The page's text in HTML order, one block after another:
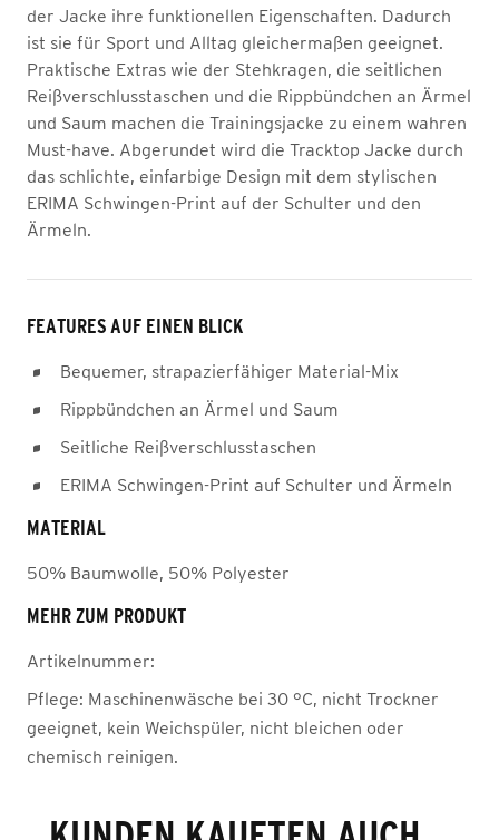
der Jacke ihre funktionellen Eigenschaften. Dadurch
ist sie für Sport und Alltag gleichermaßen geeignet.
Praktische Extras wie der Stehkragen, die seitlichen
Reißverschlusstaschen und die Rippbündchen an Ärmel
und Saum machen die Trainingsjacke zu einem wahren
Must-have. Abgerundet wird die Tracktop Jacke durch
das schlichte, einfarbige Design mit dem stylischen
ERIMA Schwingen-Print auf der Schulter und den
Ärmeln.
FEATURES AUF EINEN BLICK
Bequemer, strapazierfähiger Material-Mix
Rippbündchen an Ärmel und Saum
Seitliche Reißverschlusstaschen
ERIMA Schwingen-Print auf Schulter und Ärmeln
MATERIAL
50% Baumwolle, 50% Polyester
MEHR ZUM PRODUKT
Artikelnummer:
Pflege: Maschinenwäsche bei 30 °C, nicht Trockner
geeignet, kein Weichspüler, nicht bleichen oder
chemisch reinigen.